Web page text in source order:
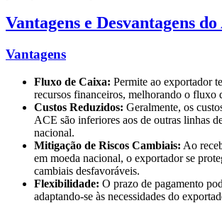
Vantagens e Desvantagens
Vantagens
Fluxo de Caixa: Permite ao exportador
recursos financeiros, melhorando o fluxo
Custos Reduzidos: Geralmente, os
ACE são inferiores aos de outras linhas
nacional.
Mitigação de Riscos Cambiais: Ao
em moeda nacional, o exportador se
cambiais desfavoráveis.
Flexibilidade: O prazo de pagamento
adaptando-se às necessidades do